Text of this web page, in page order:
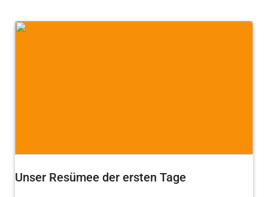
Unser Resümee der ersten Tage